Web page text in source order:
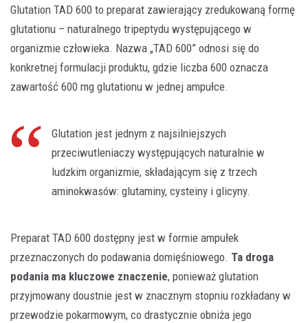
Glutation TAD 600 to preparat zawierający zredukowaną formę
glutationu – naturalnego tripeptydu występującego w
organizmie człowieka. Nazwa „TAD 600” odnosi się do
konkretnej formulacji produktu, gdzie liczba 600 oznacza
zawartość 600 mg glutationu w jednej ampułce.
Glutation jest jednym z najsilniejszych
przeciwutleniaczy występujących naturalnie w
ludzkim organizmie, składającym się z trzech
aminokwasów: glutaminy, cysteiny i glicyny.
Preparat TAD 600 dostępny jest w formie ampułek
przeznaczonych do podawania domięśniowego. Ta droga
podania ma kluczowe znaczenie, ponieważ glutation
przyjmowany doustnie jest w znacznym stopniu rozkładany w
przewodzie pokarmowym, co drastycznie obniża jego